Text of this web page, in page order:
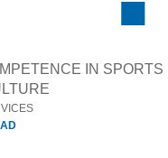
IN SPORTS